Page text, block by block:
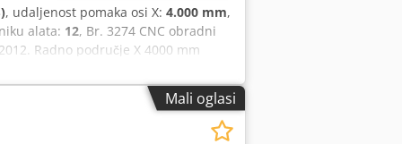
, udaljenost pomaka osi X: 4.000 mm,
alata: 12, Br. 3274 CNC obradni
Radno područje X 4000 mm
Glavni motor 7,5 kW Maksimalni
izmjenu alata 17 vertikalnih bušaćih
vretena u Y smjeru Pila za usjek,
6 konzola Vakuum pumpa
Mali oglasi